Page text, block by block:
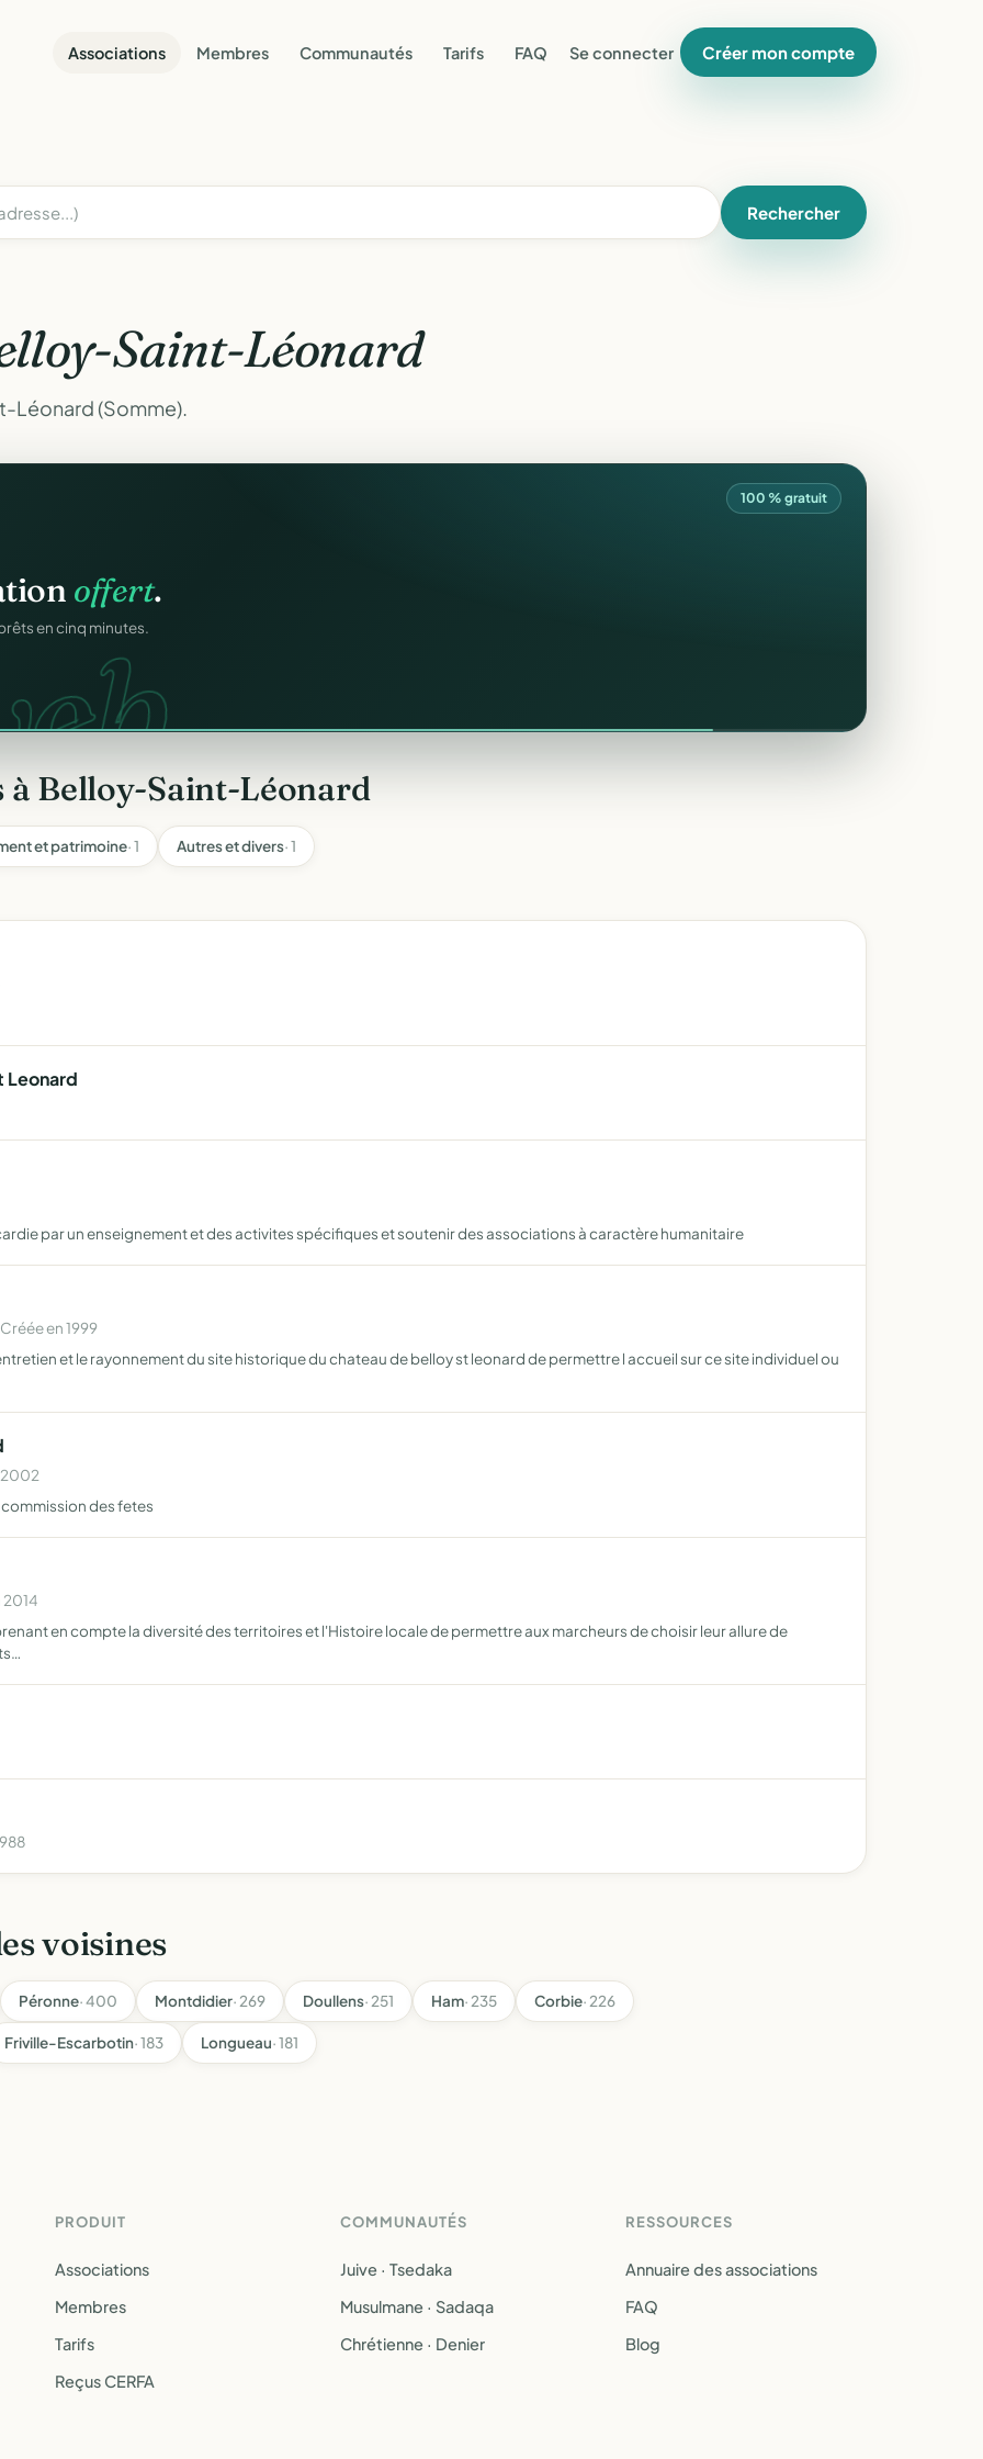
Associations Membres Communautés Tarifs FAQ Se connecter Créer mon compte
Rechercher
Saint-Léonard
Léonard (Somme).
100 % gratuit
gratuitement
au même endroit,
offert.
en cinq minutes.
Belloy-Saint-Léonard
et patrimoine· 1 Autres et divers· 1
Leonard
par un enseignement et des activites spécifiques et soutenir des associations à caractère humanitaire
en 1999
et le rayonnement du site historique du chateau de belloy st leonard de permettre l accueil sur ce site individuel ou
2002
des fetes
2014
en compte la diversité des territoires et l'Histoire locale de permettre aux marcheurs de choisir leur allure de
voisines
Péronne· 400 Montdidier· 269 Doullens· 251 Ham· 235 Corbie· 226
Friville-Escarbotin· 183 Longueau· 181
PRODUIT
Associations
Membres
Tarifs
Reçus CERFA
COMMUNAUTÉS
Juive · Tsedaka
Musulmane · Sadaqa
Chrétienne · Denier
RESSOURCES
Annuaire des associations
FAQ
Blog